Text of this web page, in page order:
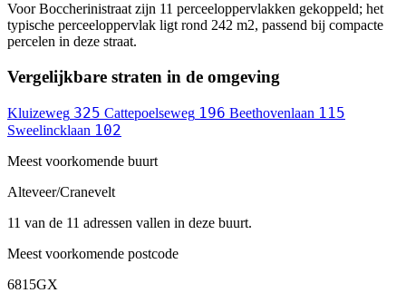
Voor Boccherinistraat zijn 11 perceeloppervlakken gekoppeld; het
typische perceeloppervlak ligt rond 242 m2, passend bij compacte
percelen in deze straat.
Vergelijkbare straten in de omgeving
Kluizeweg 325 Cattepoelseweg 196 Beethovenlaan 115
Sweelincklaan 102
Meest voorkomende buurt
Alteveer/Cranevelt
11 van de 11 adressen vallen in deze buurt.
Meest voorkomende postcode
6815GX